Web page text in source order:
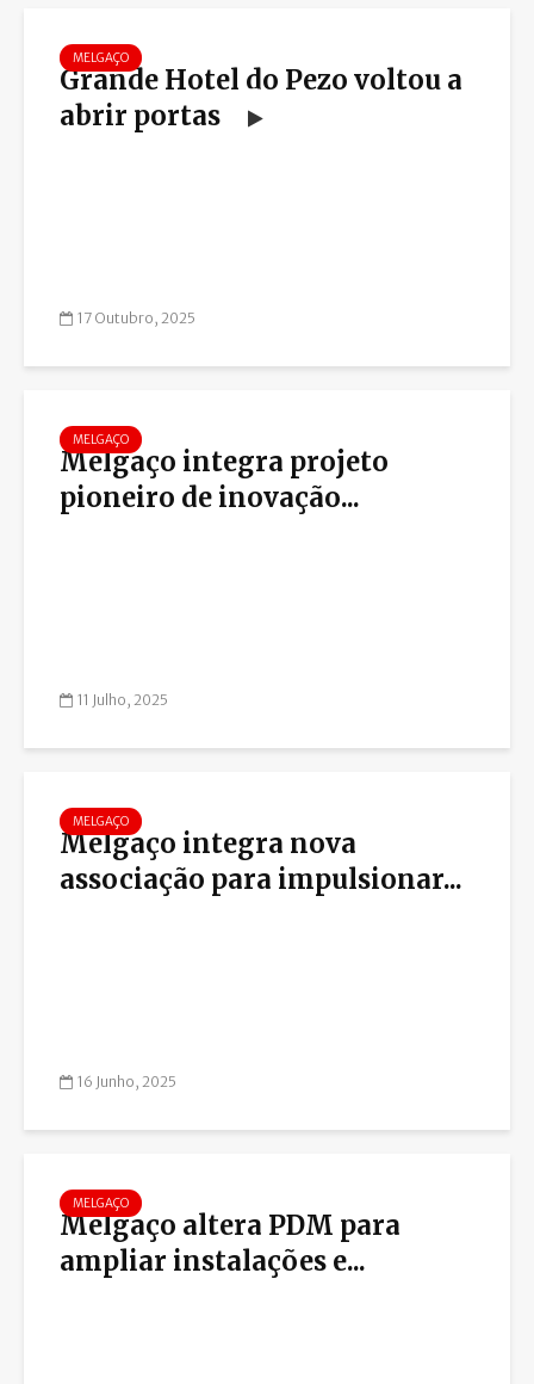
MELGAÇO
Grande Hotel do Pezo voltou a
abrir portas
17 Outubro, 2025
MELGAÇO
Melgaço integra projeto
pioneiro de inovação...
11 Julho, 2025
MELGAÇO
Melgaço integra nova
associação para impulsionar...
16 Junho, 2025
MELGAÇO
Melgaço altera PDM para
ampliar instalações e...